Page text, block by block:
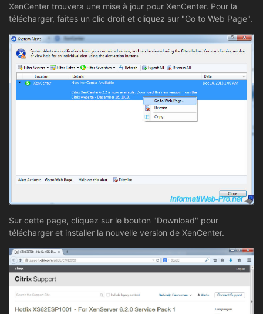
XenCenter trouvera une mise à jour pour XenCenter. Pour la
télécharger, faites un clic droit et cliquez sur "Go to Web Page".
Sur cette page, cliquez sur le bouton "Download" pour
télécharger et installer la nouvelle version de XenCenter.